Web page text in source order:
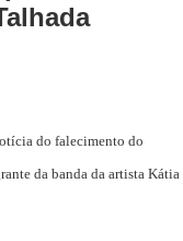
do falecimento do
da banda da artista Kátia